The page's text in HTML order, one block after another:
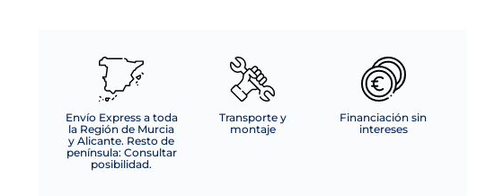
Envío Express a toda
la Región de Murcia
y Alicante. Resto de
península: Consultar
posibilidad.
Transporte y
montaje
Financiación sin
intereses